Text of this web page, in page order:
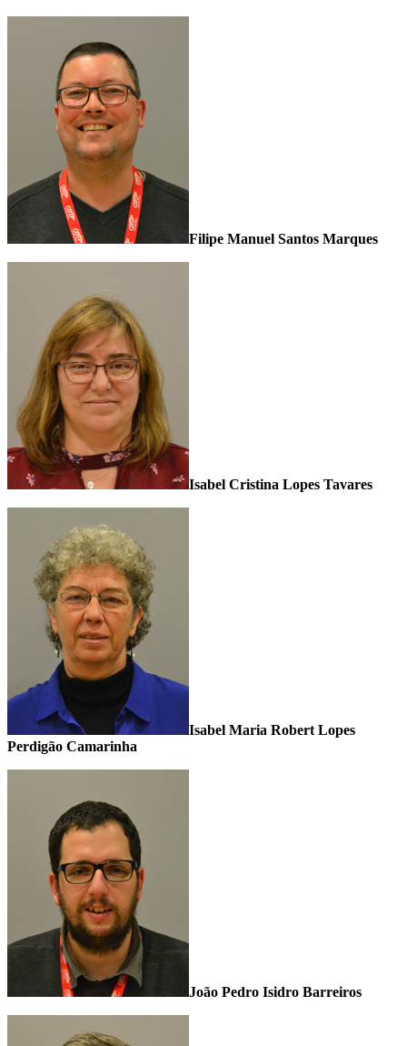
Filipe Manuel Santos Marques
Isabel Cristina Lopes Tavares
Isabel Maria Robert Lopes
Perdigão Camarinha
João Pedro Isidro Barreiros